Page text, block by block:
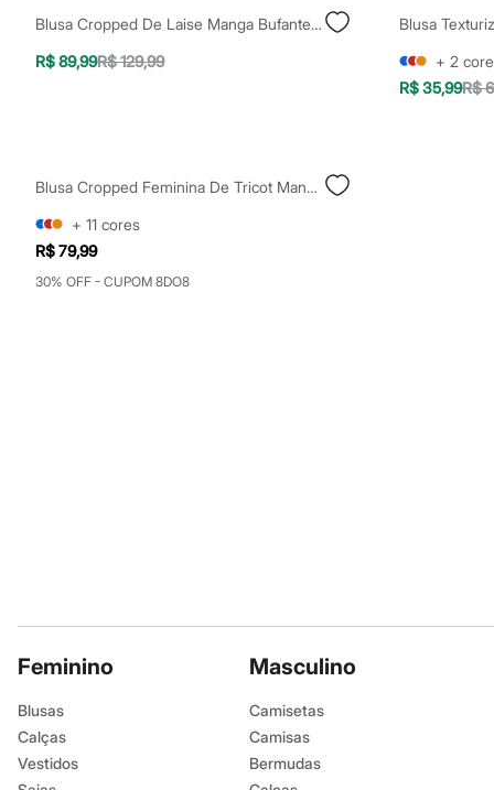
Calças
Calçados
Regatas
Moda íntima
Plus size
Calças
Camisas
Casacos e Jaquetas
Jeans
1 a 5 anos
10 a 16 anos
Blusa Cropped De Laise Manga Bufante Decote Reto Amarelo
R$ 89,99R$ 129,99
+ 2
R$ 35,99R$
Blusa Cropped Feminina De Tricot Manga Curta Bege
+ 11 cores
R$ 79,99
30% OFF - CUPOM 8DO8
Feminino
Blusas
Calças
Vestidos
Masculino
Camisetas
Camisas
Bermudas